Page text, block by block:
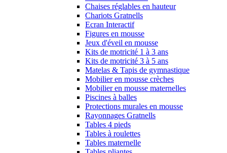
Chaises réglables en hauteur
Chariots Gratnells
Ecran Interactif
Figures en mousse
Jeux d'éveil en mousse
Kits de motricité 1 à 3 ans
Kits de motricité 3 à 5 ans
Matelas & Tapis de gymnastique
Mobilier en mousse crèches
Mobilier en mousse maternelles
Piscines à balles
Protections murales en mousse
Rayonnages Gratnells
Tables 4 pieds
Tables à roulettes
Tables maternelle